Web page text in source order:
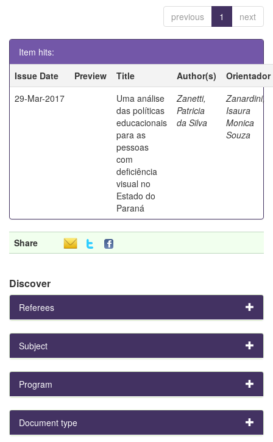
previous 1 next
Item hits:
Issue Date
Preview Title Author(s)
Orientador
29-Mar-2017
Uma análise
das políticas
educacionais
para as
pessoas
com
deficiência
visual no
Estado do
Paraná
Zanetti,
Patricia
da Silva
Zanardini,
Isaura
Monica
Souza
Share
Discover
Referees
Subject
Program
Document type